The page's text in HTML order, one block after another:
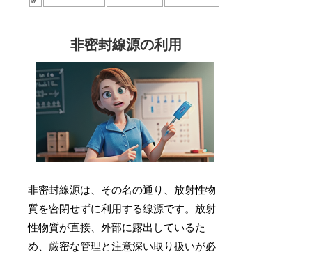
非密封線源の利用
非密封線源は、その名の通り、放射性物
質を密閉せずに利用する線源です。放射
性物質が直接、外部に露出しているた
め、厳密な管理と注意深い取り扱いが必